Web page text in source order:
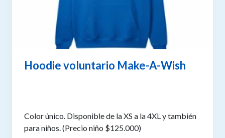
Hoodie voluntario Make-A-Wish
Color único. Disponible de la XS a la 4XL y también
para niños. (Precio niño $125.000)